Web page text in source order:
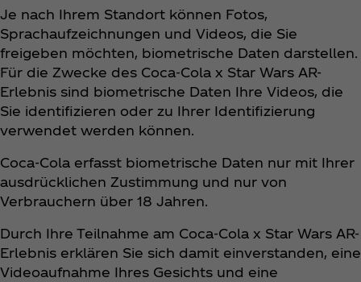
Je nach Ihrem Standort können Fotos,
Sprachaufzeichnungen und Videos, die Sie
freigeben möchten, biometrische Daten darstellen.
Für die Zwecke des Coca‑Cola x Star Wars AR-
Erlebnis sind biometrische Daten Ihre Videos, die
Sie identifizieren oder zu Ihrer Identifizierung
verwendet werden können.
Coca‑Cola erfasst biometrische Daten nur mit Ihrer
ausdrücklichen Zustimmung und nur von
Verbrauchern über 18 Jahren.
Durch Ihre Teilnahme am Coca‑Cola x Star Wars AR-
Erlebnis erklären Sie sich damit einverstanden, eine
Videoaufnahme Ihres Gesichts und eine